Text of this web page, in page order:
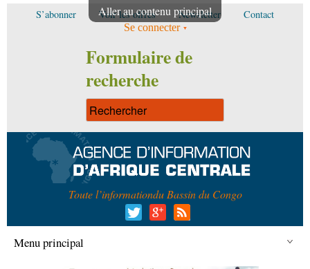
Aller au contenu principal
S’abonner Voir les offres Newsletter Contact
Se connecter
Formulaire de
recherche
Toute l’informationdu Bassin du Congo
Menu principal